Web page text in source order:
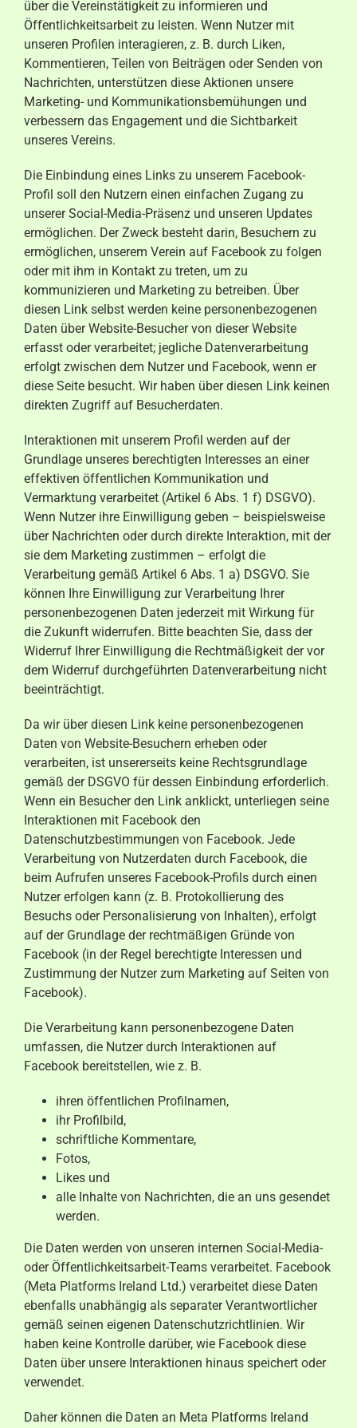
über die Vereinstätigkeit zu informieren und
Öffentlichkeitsarbeit zu leisten. Wenn Nutzer mit
unseren Profilen interagieren, z. B. durch Liken,
Kommentieren, Teilen von Beiträgen oder Senden von
Nachrichten, unterstützen diese Aktionen unsere
Marketing- und Kommunikationsbemühungen und
verbessern das Engagement und die Sichtbarkeit
unseres Vereins.
Die Einbindung eines Links zu unserem Facebook-
Profil soll den Nutzern einen einfachen Zugang zu
unserer Social-Media-Präsenz und unseren Updates
ermöglichen. Der Zweck besteht darin, Besuchern zu
ermöglichen, unserem Verein auf Facebook zu folgen
oder mit ihm in Kontakt zu treten, um zu
kommunizieren und Marketing zu betreiben. Über
diesen Link selbst werden keine personenbezogenen
Daten über Website-Besucher von dieser Website
erfasst oder verarbeitet; jegliche Datenverarbeitung
erfolgt zwischen dem Nutzer und Facebook, wenn er
diese Seite besucht. Wir haben über diesen Link keinen
direkten Zugriff auf Besucherdaten.
Interaktionen mit unserem Profil werden auf der
Grundlage unseres berechtigten Interesses an einer
effektiven öffentlichen Kommunikation und
Vermarktung verarbeitet (Artikel 6 Abs. 1 f) DSGVO).
Wenn Nutzer ihre Einwilligung geben – beispielsweise
über Nachrichten oder durch direkte Interaktion, mit der
sie dem Marketing zustimmen – erfolgt die
Verarbeitung gemäß Artikel 6 Abs. 1 a) DSGVO. Sie
können Ihre Einwilligung zur Verarbeitung Ihrer
personenbezogenen Daten jederzeit mit Wirkung für
die Zukunft widerrufen. Bitte beachten Sie, dass der
Widerruf Ihrer Einwilligung die Rechtmäßigkeit der vor
dem Widerruf durchgeführten Datenverarbeitung nicht
beeinträchtigt.
Da wir über diesen Link keine personenbezogenen
Daten von Website-Besuchern erheben oder
verarbeiten, ist unsererseits keine Rechtsgrundlage
gemäß der DSGVO für dessen Einbindung erforderlich.
Wenn ein Besucher den Link anklickt, unterliegen seine
Interaktionen mit Facebook den
Datenschutzbestimmungen von Facebook. Jede
Verarbeitung von Nutzerdaten durch Facebook, die
beim Aufrufen unseres Facebook-Profils durch einen
Nutzer erfolgen kann (z. B. Protokollierung des
Besuchs oder Personalisierung von Inhalten), erfolgt
auf der Grundlage der rechtmäßigen Gründe von
Facebook (in der Regel berechtigte Interessen und
Zustimmung der Nutzer zum Marketing auf Seiten von
Facebook).
Die Verarbeitung kann personenbezogene Daten
umfassen, die Nutzer durch Interaktionen auf
Facebook bereitstellen, wie z. B.
ihren öffentlichen Profilnamen,
ihr Profilbild,
schriftliche Kommentare,
Fotos,
Likes und
alle Inhalte von Nachrichten, die an uns gesendet
werden.
Die Daten werden von unseren internen Social-Media-
oder Öffentlichkeitsarbeit-Teams verarbeitet. Facebook
(Meta Platforms Ireland Ltd.) verarbeitet diese Daten
ebenfalls unabhängig als separater Verantwortlicher
gemäß seinen eigenen Datenschutzrichtlinien. Wir
haben keine Kontrolle darüber, wie Facebook diese
Daten über unsere Interaktionen hinaus speichert oder
verwendet.
Daher können die Daten an Meta Platforms Ireland